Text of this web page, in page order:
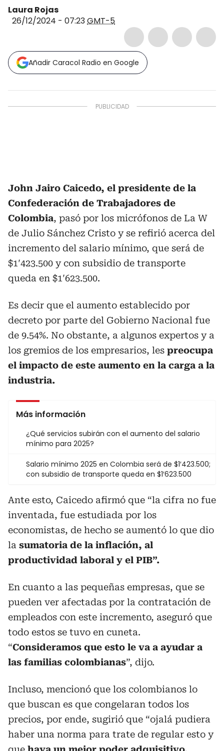
Laura Rojas
26/12/2024 - 07:23GMT-5
Añadir Caracol Radio en Google
John Jairo Caicedo, el presidente de la
Confederación de Trabajadores de
Colombia, pasó por los micrófonos de La W
de Julio Sánchez Cristo y se refirió acerca del
incremento del salario mínimo, que será de
$1′423.500 y con subsidio de transporte
queda en $1′623.500.
Es decir que el aumento establecido por
decreto por parte del Gobierno Nacional fue
de 9.54%. No obstante, a algunos expertos y a
los gremios de los empresarios, les preocupa
el impacto de este aumento en la carga a la
industria.
Más información
¿Qué servicios subirán con el aumento del salario
mínimo para 2025?
Salario mínimo 2025 en Colombia será de $1′423.500;
con subsidio de transporte queda en $1′623.500
Ante esto, Caicedo afirmó que “la cifra no fue
inventada, fue estudiada por los
economistas, de hecho se aumentó lo que dio
la sumatoria de la inflación, al
productividad laboral y el PIB”.
En cuanto a las pequeñas empresas, que se
pueden ver afectadas por la contratación de
empleados con este incremento, aseguró que
todo estos se tuvo en cuneta.
“Consideramos que esto le va a ayudar a
las familias colombianas”, dijo.
Incluso, mencionó que los colombianos lo
que buscan es que congelaran todos los
precios, por ende, sugirió que “ojalá pudiera
haber una norma para trate de regular esto y